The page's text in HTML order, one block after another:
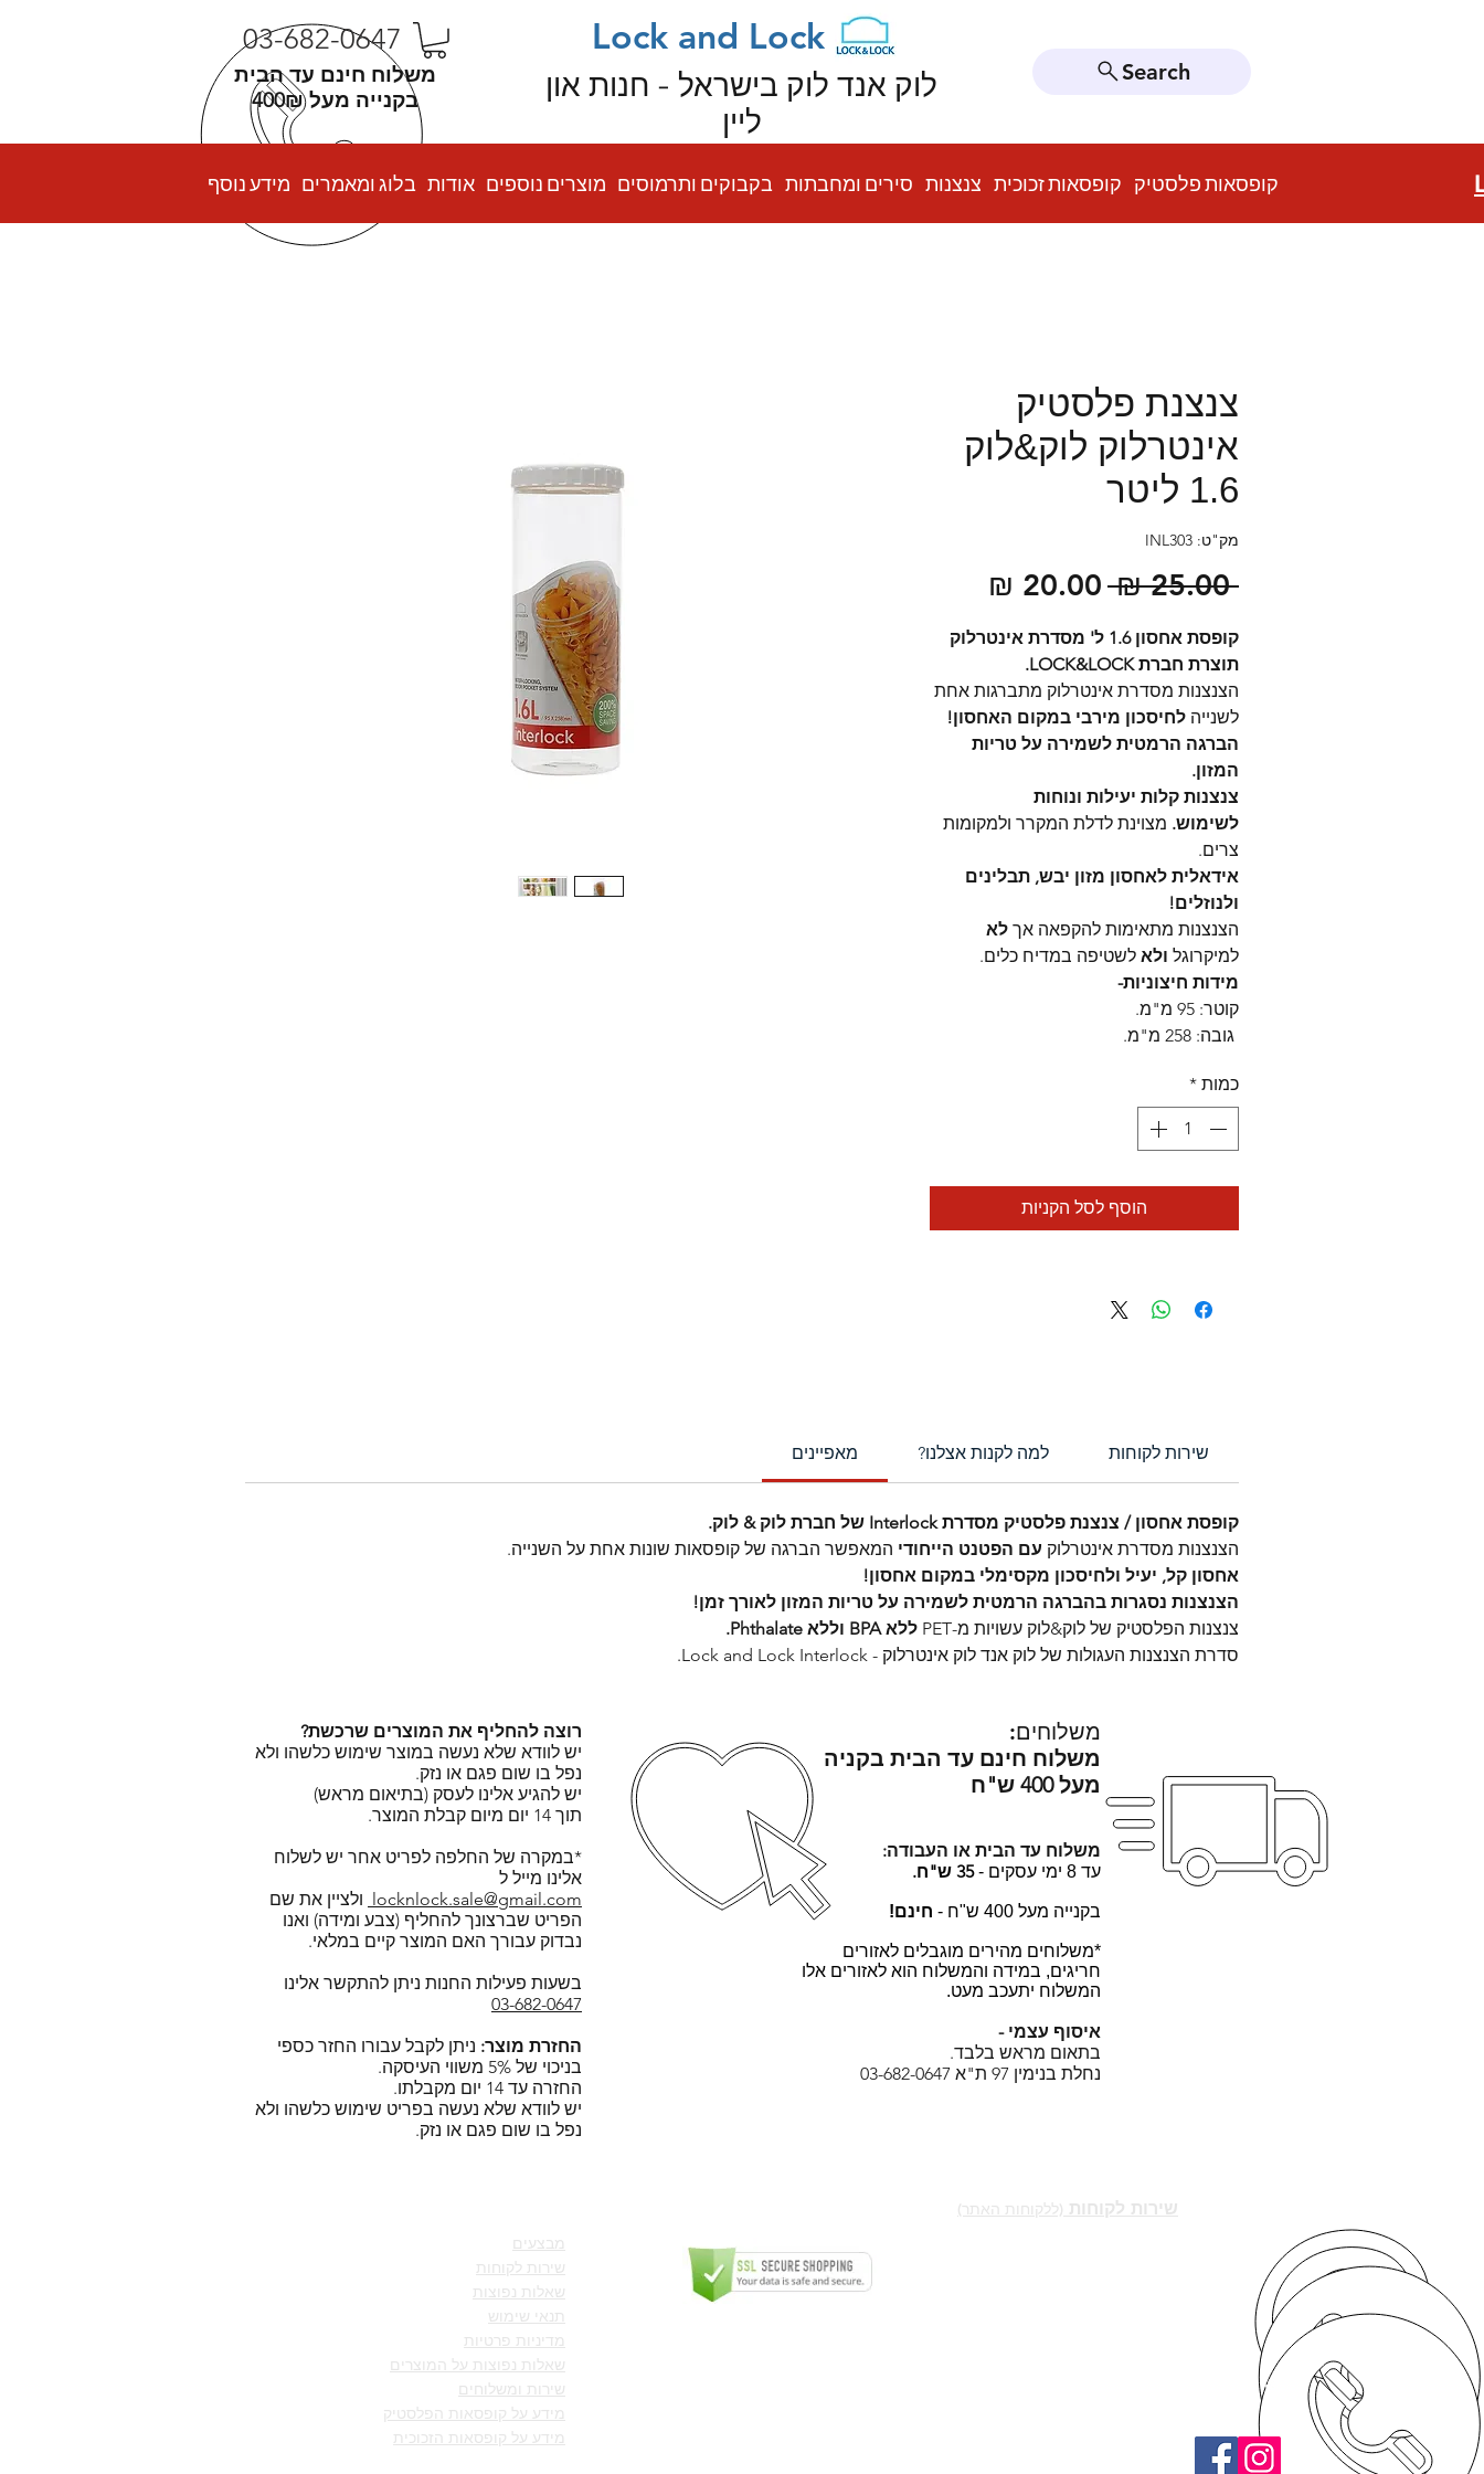
Search
Lock and Lock
לוק אנד לוק בישראל - חנות און
ליין
03-682-0647
משלוח חינם עד הבית
בקנייה מעל 400₪
קופסאות פלסטיק קופסאות זכוכית צנצנות סירים ומחבתות בקבוקים ותרמוסים מוצרים נוספים אודות בלוג ומאמרים מידע נוסף
צנצנת פלסטיק
אינטרלוק לוק&לוק
1.6 ליטר
מק"ט: INL303
‏25.00 ‏₪
מחיר
רגיל
מבצעקופסת אחסון 1.6 ל' מסדרת אינטרלוק
תוצרת חברת LOCK&LOCK.
הצנצנות מסדרת אינטרלוק מתברגות אחת
לשנייה לחיסכון מירבי במקום האחסון!
הברגה הרמטית לשמירה על טריות
המזון.
צנצנות קלות יעילות ונוחות
לשימוש. מצוינת לדלת המקרר ולמקומות
צרים.
אידאלית לאחסון מזון יבש, תבלינים
ולנוזלים!
הצנצנות מתאימות להקפאה אך לא
למיקרוגל ולא לשטיפה במדיח כלים.
מידות חיצוניות-
קוטר: 95 מ"מ.
גובה: 258 מ"מ.
בינוני.
כמות *
הוסף לסל הקניות
מאפיינים ?למה לקנות אצלנו שירות לקוחות
קופסת אחסון / צנצנת פלסטיק מסדרת Interlock של חברת לוק & לוק.
הצנצנות מסדרת אינטרלוק עם הפטנט הייחודי המאפשר הברגה של קופסאות שונות אחת על השנייה.
אחסון קל, יעיל ולחיסכון מקסימלי במקום אחסון!
הצנצנות נסגרות בהברגה הרמטית לשמירה על טריות המזון לאורך זמן!
צנצנות הפלסטיק של לוק&לוק עשויות מ-PET
ללא BPA וללא Phthalate.
סדרת הצנצנות העגולות של לוק אנד לוק אינטרלוק - Lock and Lock Interlock.
משלוחים:
משלוח חינם עד הבית בקניה
מעל 400 ש"ח
משלוח עד הבית או העבודה:
עד 8 ימי עסקים - 35 ש"ח.
בקנייה מעל 400 ש"ח - חינם!
*משלוחים מהירים מוגבלים לאזורים
חריגים, במידה והמשלוח הוא לאזורים אלו
המשלוח יתעכב מעט.
איסוף עצמי -
בתאום מראש בלבד.
נחלת בנימין 97 ת"א 03-682-0647
רוצה להחליף את המוצרים שרכשת?
יש לוודא שלא נעשה במוצר שימוש כלשהו ולא
נפל בו שום פגם או נזק.
יש להגיע אלינו לעסק (בתיאום מראש)
תוך 14 יום מיום קבלת המוצר.
*במקרה של החלפה לפריט אחר יש לשלוח
אלינו מייל ל
locknlock.sale@gmail.com ולציין את שם
הפריט שברצונך להחליף (צבע ומידה) ואנו
נבדוק עבורך האם המוצר קיים במלאי.
בשעות פעילות החנות ניתן להתקשר אלינו
03-682-0647
החזרת מוצר: ניתן לקבל עבורו החזר כספי
בניכוי של 5% משווי העיסקה.
החזרה עד 14 יום מקבלתו.
יש לוודא שלא נעשה בפריט שימוש כלשהו ולא
נפל בו שום פגם או נזק.
שירות לקוחות (ללקוחות האתר)
מבצעים
שירות לקוחות
שאלות נפוצות
תנאי שימוש
מדיניות פרטיות
שאלות נפוצות על המוצרים
שירות ומשלוחים
מידע על קופסאות הפלסטיק
מידע על קופסאות הזכוכית